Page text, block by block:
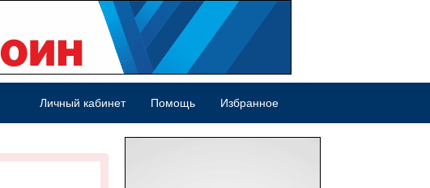
Личный кабинет Помощь Избранное